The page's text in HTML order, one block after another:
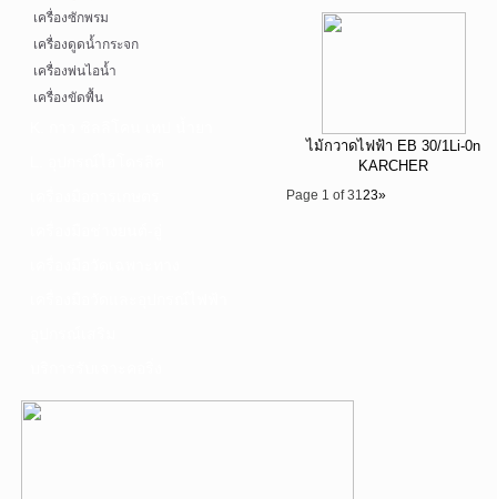
เครื่องซักพรม
เครื่องดูดน้ำกระจก
เครื่องพ่นไอน้ำ
เครื่องขัดพื้น
ไม้กวาดไฟฟ้า EB 30/1Li-0n
KARCHER
Page 1 of 3123»